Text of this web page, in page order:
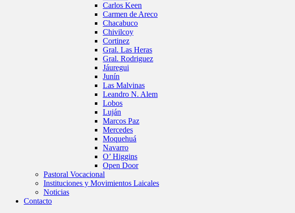
Carlos Keen
Carmen de Areco
Chacabuco
Chivilcoy
Cortinez
Gral. Las Heras
Gral. Rodriguez
Jáuregui
Junín
Las Malvinas
Leandro N. Alem
Lobos
Luján
Marcos Paz
Mercedes
Moquehuá
Navarro
O’ Higgins
Open Door
Pastoral Vocacional
Instituciones y Movimientos Laicales
Noticias
Contacto